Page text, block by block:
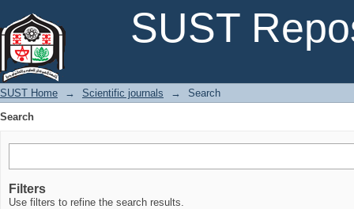
SUST
SUST Home → Scientific journals →
Search
Search
Filters
Use filters to refine the search results.